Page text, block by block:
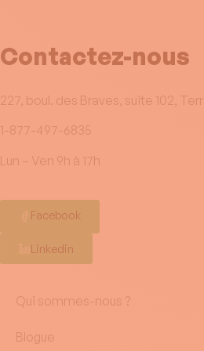
Contactez-nous
227, boul. des Braves, suite 102,
1-877-497-6835
Lun – Ven 9h à 17h
Facebook
Linkedin
Qui sommes-nous ?
Blogue